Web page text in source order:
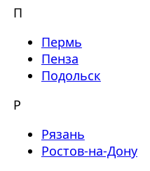
П
Пермь
Пенза
Подольск
Р
Рязань
Ростов-на-Дону